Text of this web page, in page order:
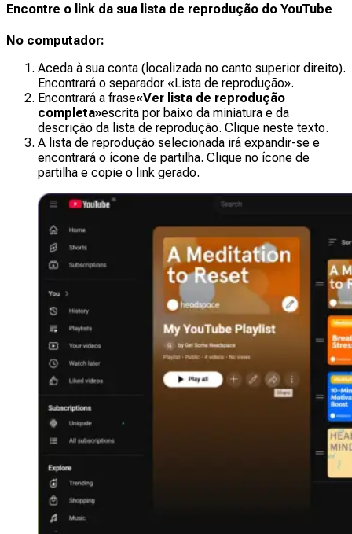
Encontre o link da sua lista de reprodução do YouTube
No computador:
Aceda à sua conta (localizada no canto superior direito).
Encontrará o separador «Lista de reprodução».
Encontrará a frase«Ver lista de reprodução
completa»escrita por baixo da miniatura e da
descrição da lista de reprodução. Clique neste texto.
A lista de reprodução selecionada irá expandir-se e
encontrará o ícone de partilha. Clique no ícone de
partilha e copie o link gerado.